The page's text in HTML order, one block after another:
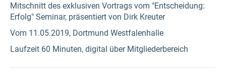
Mitschnitt des exklusiven Vortrags vom "Entscheidung:
Erfolg" Seminar, präsentiert von Dirk Kreuter
Vom 11.05.2019, Dortmund Westfalenhalle
Laufzeit 60 Minuten, digital über Mitgliederbereich